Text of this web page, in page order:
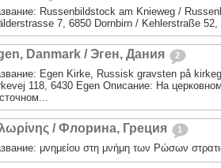
Russenbildstock am Knieweg /
7, 6850 Dornbirn / Kehlerstraße
Danmark / Эген, Дания 2
Egen Kirke, Russisk gravsten på
118, 6430 Egen Описание: На
/ Флорина, Греция 1
μνημείου στη μνήμη των Ρώσων